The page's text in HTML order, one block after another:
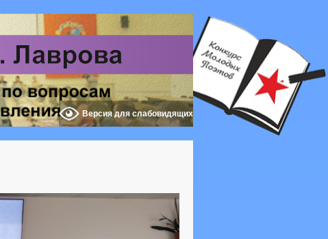
Версия для слабовидящих